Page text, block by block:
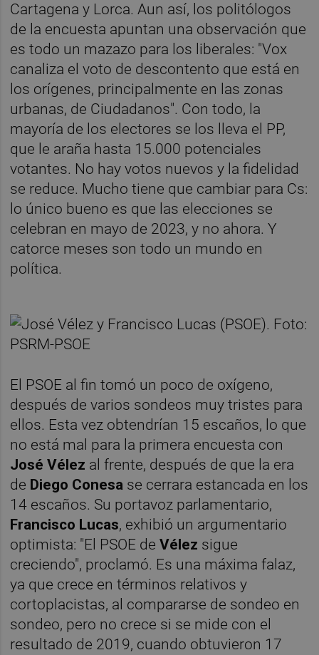
Cartagena y Lorca. Aun así, los politólogos
de la encuesta apuntan una observación que
es todo un mazazo para los liberales: "Vox
canaliza el voto de descontento que está en
los orígenes, principalmente en las zonas
urbanas, de Ciudadanos". Con todo, la
mayoría de los electores se los lleva el PP,
que le araña hasta 15.000 potenciales
votantes. No hay votos nuevos y la fidelidad
se reduce. Mucho tiene que cambiar para Cs:
lo único bueno es que las elecciones se
celebran en mayo de 2023, y no ahora. Y
catorce meses son todo un mundo en
política.
El PSOE al fin tomó un poco de oxígeno,
después de varios sondeos muy tristes para
ellos. Esta vez obtendrían 15 escaños, lo que
no está mal para la primera encuesta con
José Vélez al frente, después de que la era
de Diego Conesa se cerrara estancada en los
14 escaños. Su portavoz parlamentario,
Francisco Lucas, exhibió un argumentario
optimista: "El PSOE deVélez sigue
creciendo", proclamó. Es una máxima falaz,
ya que crece en términos relativos y
cortoplacistas, al compararse de sondeo en
sondeo, pero no crece si se mide con el
resultado de 2019, cuando obtuvieron 17